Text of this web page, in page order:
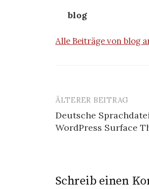
blog
Alle Beiträge von blog
Beitrags-
Navigation
ÄLTERER BEITRAG
Deutsche
WordPress Surface
Schreib einen